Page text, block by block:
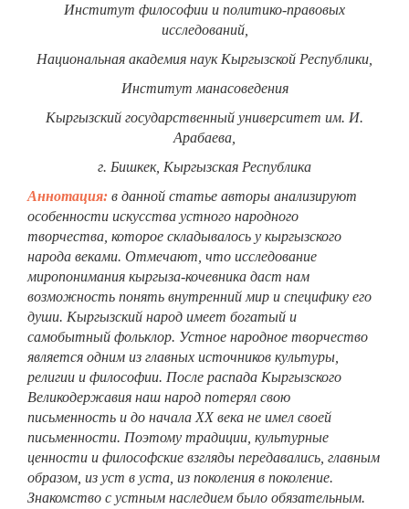
Институт философии и политико-правовых
исследований,
Национальная академия наук Кыргызской Республики,
Институт манасоведения
Кыргызский государственный университет им. И.
Арабаева,
г. Бишкек, Кыргызская Республика
Аннотация: в данной статье авторы анализируют
особенности искусства устного народного
творчества, которое складывалось у кыргызского
народа веками. Отмечают, что исследование
миропонимания кыргыза-кочевника даст нам
возможность понять внутренний мир и специфику его
души. Кыргызский народ имеет богатый и
самобытный фольклор. Устное народное творчество
является одним из главных источников культуры,
религии и философии. После распада Кыргызского
Великодержавия наш народ потерял свою
письменность и до начала ХХ века не имел своей
письменности. Поэтому традиции, культурные
ценности и философские взгляды передавались, главным
образом, из уст в уста, из поколения в поколение.
Знакомство с устным наследием было обязательным.